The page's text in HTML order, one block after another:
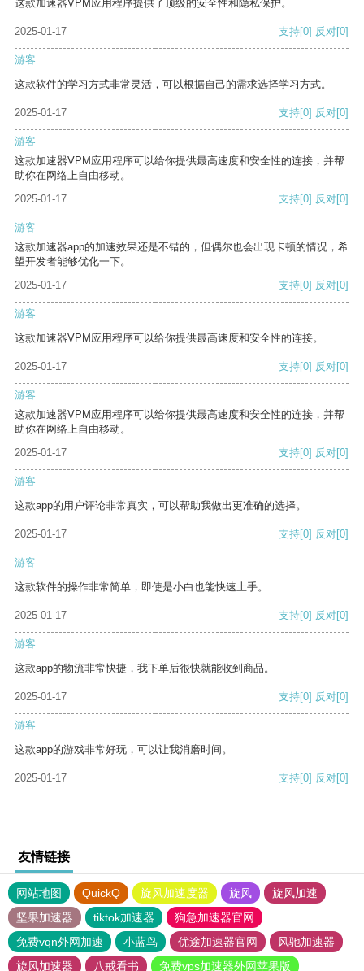
这款加速器VPM应用程序提供了顶级的安全性和隐私保护。
2025-01-17 支持[0] 反对[0]
游客
这款软件的学习方式非常灵活，可以根据自己的需求选择学习方式。
2025-01-17 支持[0] 反对[0]
游客
这款加速器VPM应用程序可以给你提供最高速度和安全性的连接，并帮
助你在网络上自由移动。
2025-01-17
支持[0] 反对[0]
游客
这款加速器app的加速效果还是不错的，但偶尔也会出现卡顿的情况，希
望开发者能够优化一下。
2025-01-17
支持[0] 反对[0]
游客
这款加速器VPM应用程序可以给你提供最高速度和安全性的连接。
2025-01-17 支持[0] 反对[0]
游客
这款加速器VPM应用程序可以给你提供最高速度和安全性的连接，并帮
助你在网络上自由移动。
2025-01-17
支持[0] 反对[0]
游客
这款app的用户评论非常真实，可以帮助我做出更准确的选择。
2025-01-17 支持[0] 反对[0]
游客
这款软件的操作非常简单，即使是小白也能快速上手。
2025-01-17 支持[0] 反对[0]
游客
这款app的物流非常快捷，我下单后很快就能收到商品。
2025-01-17 支持[0] 反对[0]
游客
这款app的游戏非常好玩，可以让我消磨时间。
2025-01-17 支持[0] 反对[0]
友情链接
网站地图 QuickQ 旋风加速度器 旋风
旋风加速
坚果加速器
tiktok加速器
狗急加速器官网
免费vqn外网加速
小蓝鸟 优途加速器官网
风驰加速器
旋风加速器
八戒看书 免费vps加速器外网苹果版